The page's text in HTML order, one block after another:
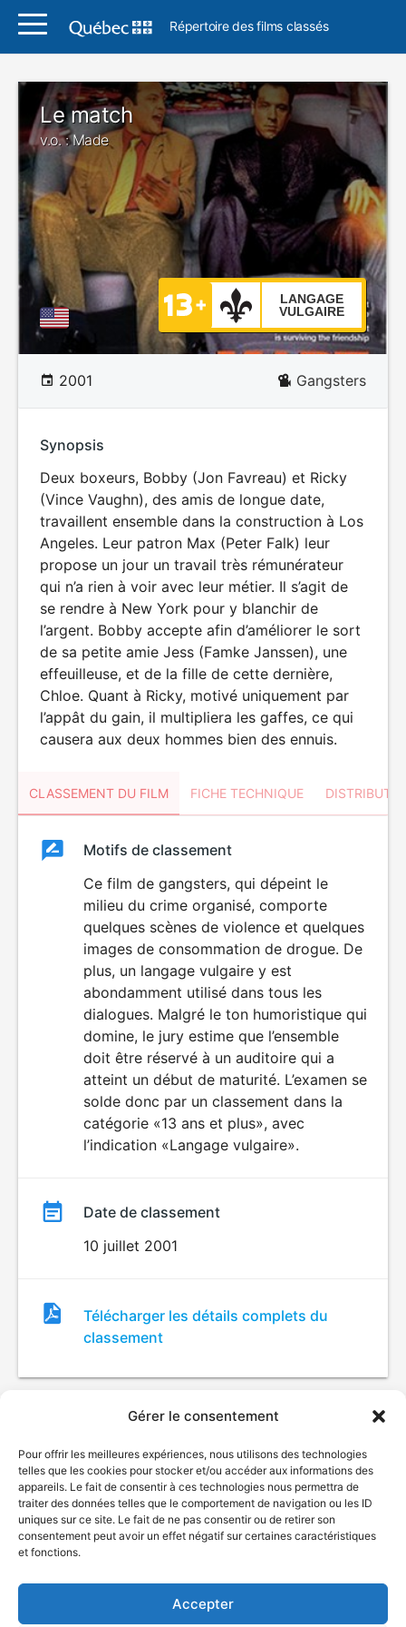
Gérer le consentement
Pour offrir les meilleures expériences, nous utilisons des technologies
telles que les cookies pour stocker et/ou accéder aux informations des
appareils. Le fait de consentir à ces technologies nous permettra de
traiter des données telles que le comportement de navigation ou les ID
uniques sur ce site. Le fait de ne pas consentir ou de retirer son
consentement peut avoir un effet négatif sur certaines caractéristiques
et fonctions.
Accepter
Répertoire des films classés
Le match
v.o. : Made
LANGAGE
VULGAIRE
2001 Gangsters
Synopsis
Deux boxeurs, Bobby (Jon Favreau) et Ricky
(Vince Vaughn), des amis de longue date,
travaillent ensemble dans la construction à Los
Angeles. Leur patron Max (Peter Falk) leur
propose un jour un travail très rémunérateur
qui n’a rien à voir avec leur métier. Il s’agit de
se rendre à New York pour y blanchir de
l’argent. Bobby accepte afin d’améliorer le sort
de sa petite amie Jess (Famke Janssen), une
effeuilleuse, et de la fille de cette dernière,
Chloe. Quant à Ricky, motivé uniquement par
l’appât du gain, il multipliera les gaffes, ce qui
causera aux deux hommes bien des ennuis.
CLASSEMENT DU FILM FICHE TECHNIQUE
ClassementClassement
LANGAGE
VULGAIRE
Motifs de classement
Ce film de gangsters, qui dépeint le
milieu du crime organisé, comporte
quelques scènes de violence et quelques
images de consommation de drogue. De
plus, un langage vulgaire y est
abondamment utilisé dans tous les
dialogues. Malgré le ton humoristique qui
domine, le jury estime que l’ensemble
doit être réservé à un auditoire qui a
atteint un début de maturité. L’examen se
solde donc par un classement dans la
catégorie «13 ans et plus», avec
l’indication «Langage vulgaire».
Date de classement
10 juillet 2001
Fichier
de
classement
Télécharger les détails complets du
classement
© Gouvernement du Québec, 2026
Plan du site
Accessibilité
Accès à l'information